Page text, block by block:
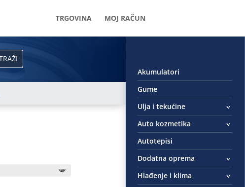
TRGOVINA MOJ RAČUN
Akumulatori
Gume
Ulja i tekućine
Auto kozmetika
Autotepisi
Dodatna oprema
Hlađenje i klima